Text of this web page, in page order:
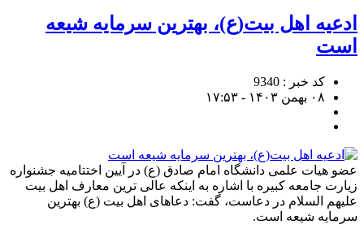
ادعیه اهل بیت(ع)، بهترین سرمایه شیعه
است
کد خبر : 9340
۰۸ بهمن ۱۴۰۳ - ۱۷:۵۳
عضو هیات علمی دانشگاه امام صادق (ع) در آیین اختتامیه جشنواره
زیارت جامعه کبیره با اشاره به اینکه عالی ترین معارف اهل بیت
علیهم السلام در دعاست، گفت: دعاهای اهل بیت (ع) بهترین
سرمایه شیعه است.